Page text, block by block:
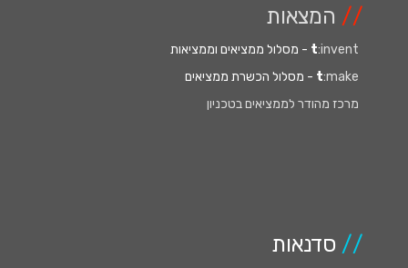
// המצאות
t:invent
- מסלול ממציאים וממציאות
t:make
- מסלול הכשרת ממציאים
מרכז מהודר לממציאים בטכניון
// סדנאות